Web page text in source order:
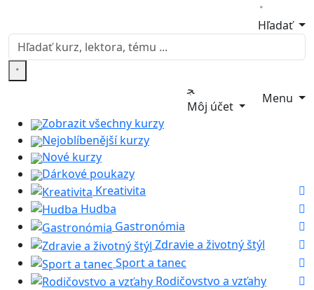
Hľadať
Môj účet
Menu
Zobrazit všechny kurzy
Nejoblíbenější kurzy
Nové kurzy
Dárkové poukazy
Kreativita
Hudba
Gastronómia
Zdravie a životný štýl
Sport a tanec
Rodičovstvo a vzťahy